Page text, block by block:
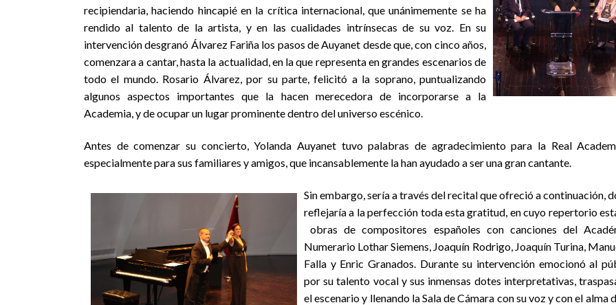
recipiendaria, haciendo hincapié en la crítica internacional, que unánimemente se ha
rendido al talento de la artista, y en las cualidades intrínsecas de su voz. En su
intervención desgranó Álvarez Fariña los pasos de Auyanet desde que, con cinco años,
comenzara a cantar, hasta la actualidad, en la que representa en grandes escenarios de
todo el mundo. Rosario Álvarez, por su parte, felicitó a la soprano, puntualizando
algunos aspectos importantes que la hacen merecedora de incorporarse a la
Academia, y de ocupar un lugar prominente dentro del universo escénico.
Antes de comenzar su concierto, Yolanda Auyanet tuvo palabras de agradecimiento para la Real
especialmente para sus familiares y amigos, que incansablemente la han ayudado a ser una gran cantante.
Sin embargo, sería a través del recital que ofreció a continuación,
reflejaría a la perfección toda esta gratitud, en cuyo repertorio
obras de compositores españoles con canciones del
Numerario Lothar Siemens, Joaquín Rodrigo, Joaquín Turina,
Falla y Enric Granados. Durante su intervención emocionó al
por su talento vocal y sus inmensas dotes interpretativas,
el escenario y llenando la Sala de Cámara con su voz y con el alma